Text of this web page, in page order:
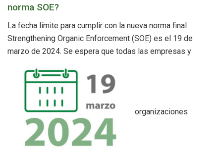
norma SOE?
La fecha límite para cumplir con la nueva norma final
Strengthening Organic Enforcement (SOE) es el 19 de
marzo de 2024. Se espera que todas las empresas y
organizaciones